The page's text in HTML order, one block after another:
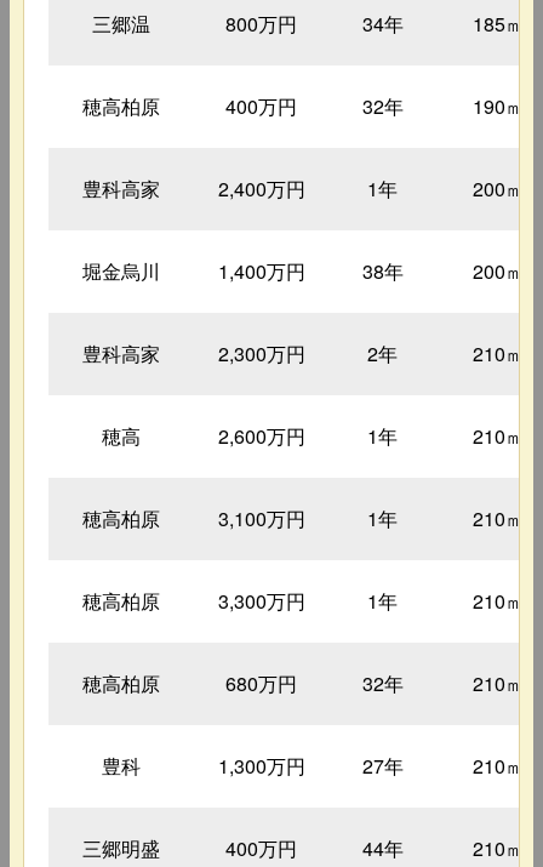
三郷温 800万円 34年 185㎡
穂高柏原 400万円 32年 190㎡
豊科高家 2,400万円 1年 200㎡
堀金烏川 1,400万円 38年 200㎡
豊科高家 2,300万円 2年 210㎡
穂高 2,600万円 1年 210㎡
穂高柏原 3,100万円 1年 210㎡
穂高柏原 3,300万円 1年 210㎡
穂高柏原 680万円 32年 210㎡
豊科 1,300万円 27年 210㎡
三郷明盛 400万円 44年 210㎡